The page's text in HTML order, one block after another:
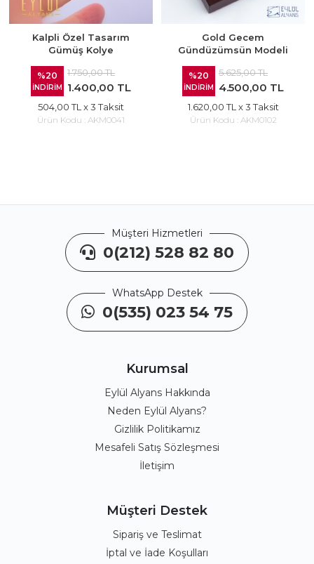
Kalpli Özel Tasarım
Gümüş Kolye
%20
İNDİRİM
1.750,00 TL
1.400,00 TL
504,00 TL x 3 Taksit
Ürün Kodu : AKM0041
Gold Gecem
Gündüzümsün Modeli
%20
İNDİRİM
5.625,00 TL
4.500,00 TL
1.620,00 TL x 3 Taksit
Ürün Kodu : AKM0102
Müşteri Hizmetleri
0(212) 528 82 80
WhatsApp Destek
0(535) 023 54 75
Kurumsal
Eylül Alyans Hakkında
Neden Eylül Alyans?
Gizlilik Politikamız
Mesafeli Satış Sözleşmesi
İletişim
Müşteri Destek
Sipariş ve Teslimat
İptal ve İade Koşulları